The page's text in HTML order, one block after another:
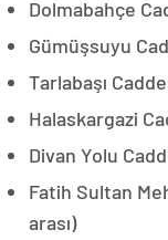
Dolmabahçe
Gümüşsuyu
Tarlabaşı
Halaskargazi
Divan Yolu
Fatih Sultan
arası)